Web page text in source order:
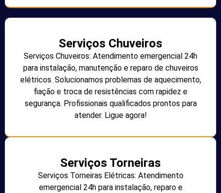
Serviços Chuveiros
Serviços Chuveiros: Atendimento emergencial 24h
para instalação, manutenção e reparo de chuveiros
elétricos. Solucionamos problemas de aquecimento,
fiação e troca de resistências com rapidez e
segurança. Profissionais qualificados prontos para
atender. Ligue agora!
Serviços Torneiras
Serviços Torneiras Elétricas: Atendimento
emergencial 24h para instalação, reparo e